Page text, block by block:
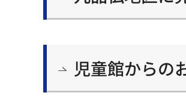
児童館からの